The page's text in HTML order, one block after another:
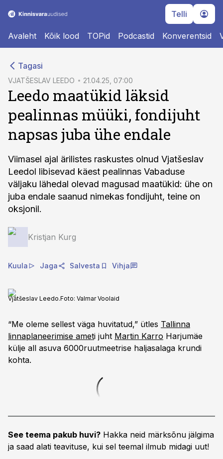
Telli
Avaleht Kõik lood TOPid Podcastid Konverentsid
Tagasi
VJATŠESLAV LEEDO 21.04.25, 07:00
Leedo maatükid läksid
pealinnas müüki, fondijuht
napsas juba ühe endale
Viimasel ajal ärilistes raskustes olnud Vjatšeslav
Leedol libisevad käest pealinnas Vabaduse
väljaku lähedal olevad magusad maatükid: ühe on
juba endale saanud nimekas fondijuht, teine on
oksjonil.
Kristjan Kurg
Kuula Jaga Salvesta Vihja
Vjatšeslav Leedo.Foto: Valmar Voolaid
“Me oleme sellest väga huvitatud,” ütles Tallinna
linnaplaneerimise ameti juht Martin Karro Harjumäe
külje all asuva 6000ruutmeetrise haljasalaga krundi
kohta.
See teema pakub huvi? Hakka neid märksõnu jälgima
ja saad alati teavituse, kui sel teemal ilmub midagi uut!